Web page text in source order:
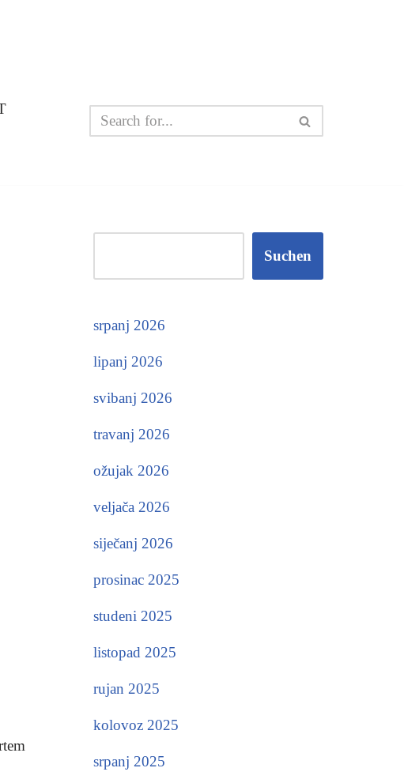
Suchen
srpanj 2026
lipanj 2026
svibanj 2026
travanj 2026
ožujak 2026
veljača 2026
siječanj 2026
prosinac 2025
studeni 2025
listopad 2025
rujan 2025
kolovoz 2025
srpanj 2025